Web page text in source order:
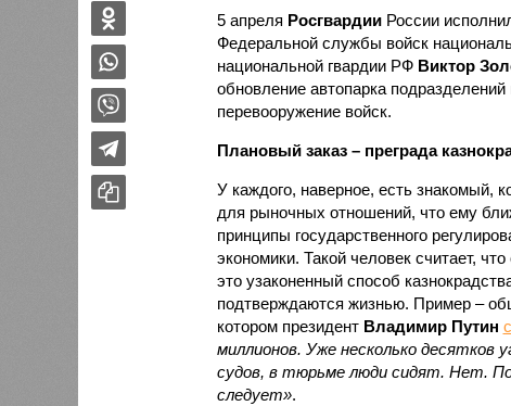
5 апреля РосгвардииРоссии
Федеральной службы войск
национальной гвардии РФ Виктор
обновление автопарка
перевооружение войск.
Плановый заказ – преграда
У каждого, наверное, есть знакомый,
для рыночных отношений, что ему
принципы государственного
экономики. Такой человек считает,
это узаконенный способ
подтверждаются жизнью. Пример –
котором президент Владимир Путин
миллионов. Уже несколько десятков
судов, в тюрьме люди сидят. Нет.
следует».